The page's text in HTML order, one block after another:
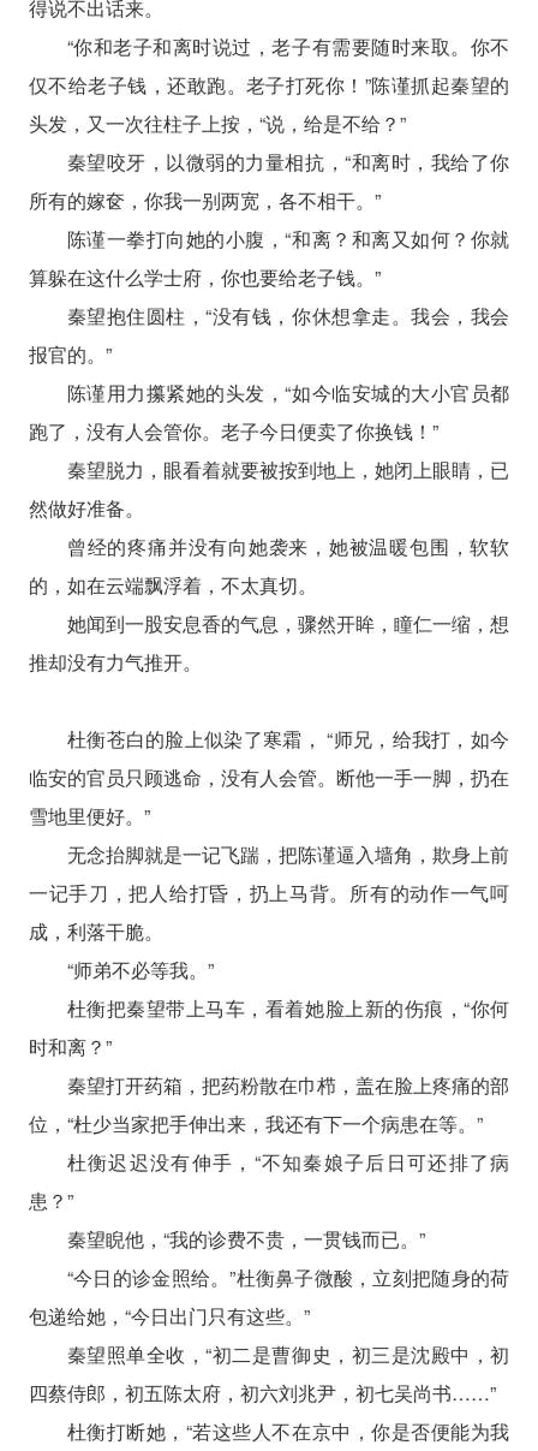
得说不出话来。
“你和老子和离时说过，老子有需要随时来取。你不
仅不给老子钱，还敢跑。老子打死你！”陈谨抓起秦望的
头发，又一次往柱子上按，“说，给是不给？”
秦望咬牙，以微弱的力量相抗，“和离时，我给了你
所有的嫁奁，你我一别两宽，各不相干。”
陈谨一拳打向她的小腹，“和离？和离又如何？你就
算躲在这什么学士府，你也要给老子钱。”
秦望抱住圆柱，“没有钱，你休想拿走。我会，我会
报官的。”
陈谨用力攥紧她的头发，“如今临安城的大小官员都
跑了，没有人会管你。老子今日便卖了你换钱！”
秦望脱力，眼看着就要被按到地上，她闭上眼睛，已
然做好准备。
曾经的疼痛并没有向她袭来，她被温暖包围，软软
的，如在云端飘浮着，不太真切。
她闻到一股安息香的气息，骤然开眸，瞳仁一缩，想
推却没有力气推开。
杜衡苍白的脸上似染了寒霜， “师兄，给我打，如今
临安的官员只顾逃命，没有人会管。断他一手一脚，扔在
雪地里便好。”
无念抬脚就是一记飞踹，把陈谨逼入墙角，欺身上前
一记手刀，把人给打昏，扔上马背。所有的动作一气呵
成，利落干脆。
“师弟不必等我。”
杜衡把秦望带上马车，看着她脸上新的伤痕，“你何
时和离？”
秦望打开药箱，把药粉散在巾栉，盖在脸上疼痛的部
位，“杜少当家把手伸出来，我还有下一个病患在等。”
杜衡迟迟没有伸手，“不知秦娘子后日可还排了病
患？”
秦望睨他，“我的诊费不贵，一贯钱而已。”
“今日的诊金照给。”杜衡鼻子微酸，立刻把随身的荷
包递给她，“今日出门只有这些。”
秦望照单全收，“初二是曹御史，初三是沈殿中，初
四蔡侍郎，初五陈太府，初六刘兆尹，初七吴尚书……”
杜衡打断她，“若这些人不在京中，你是否便能为我